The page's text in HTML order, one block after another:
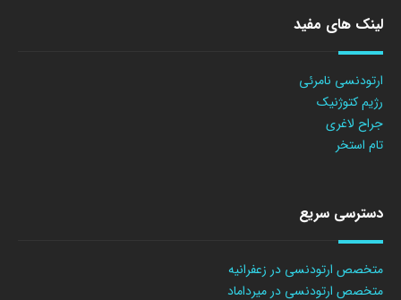
لینک های مفید
ارتودنسی نامرئی
رژیم کتوژنیک
جراح لاغری
تام استخر
دسترسی سریع
متخصص ارتودنسی در زعفرانیه
متخصص ارتودنسی در میرداماد